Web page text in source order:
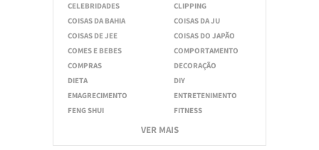
CELEBRIDADES
CLIPPING
COISAS DA BAHIA
COISAS DA JU
COISAS DE JEE
COISAS DO JAPÃO
COMES E BEBES
COMPORTAMENTO
COMPRAS
DECORAÇÃO
DIETA
DIY
EMAGRECIMENTO
ENTRETENIMENTO
FENG SHUI
FITNESS
VER MAIS